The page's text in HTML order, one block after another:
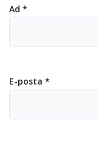
Ad *
E-posta *